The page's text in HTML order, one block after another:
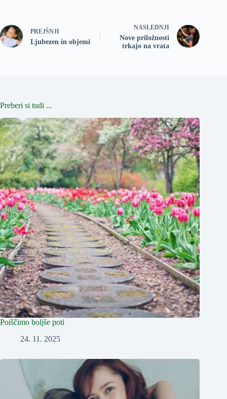
PREJŠNJI
Ljubezen in objemi
NASLEDNJI
Nove priložnosti
trkajo na vrata
Preberi si tudi ...
Poiščimo boljše poti
24. 11. 2025